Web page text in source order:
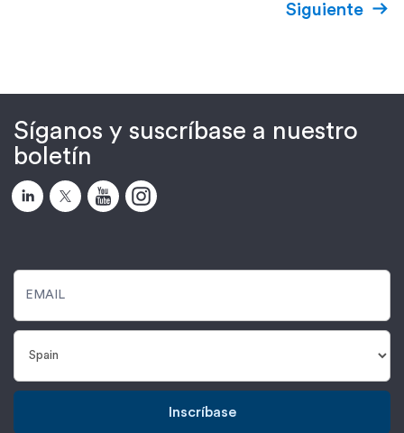
Siguiente
Síganos y suscríbase a nuestro
boletín
Inscríbase